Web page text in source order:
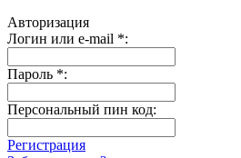
Авторизация
Логин или e-mail *:
Пароль *:
Персональный пин код:
Регистрация